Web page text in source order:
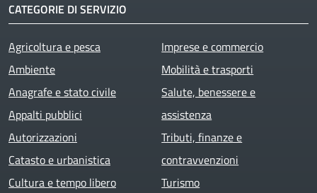
CATEGORIE DI SERVIZIO
Agricoltura e pesca
Ambiente
Anagrafe e stato civile
Appalti pubblici
Autorizzazioni
Catasto e urbanistica
Cultura e tempo libero
Imprese e commercio
Mobilità e trasporti
Salute, benessere e
assistenza
Tributi, finanze e
contravvenzioni
Turismo